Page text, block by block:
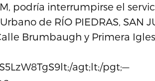
podría interrumpirse el
de RÍO PIEDRAS, SAN
Brumbaugh y Primera
agt;lt;/pgt;—